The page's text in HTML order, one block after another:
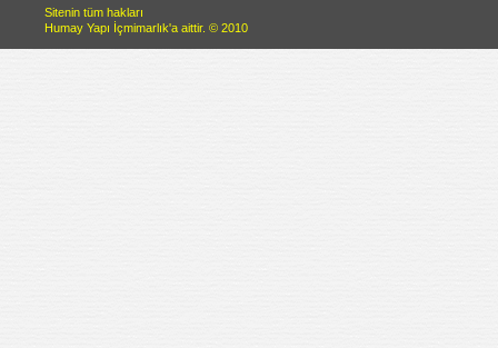
Sitenin tüm hakları
Humay Yapı İçmimarlık'a aittir. © 2010